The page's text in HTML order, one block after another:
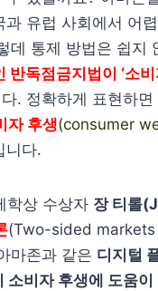
과 유럽 사회에서 어
데 통제 방법은 쉽지
반독점금지법이 ‘소
. 정확하게 표현하
자 후생(consumer
니다.
학상 수상자 장 티롤
(Two-sided
마존과 같은 디지털
소비자 후생에 도움이